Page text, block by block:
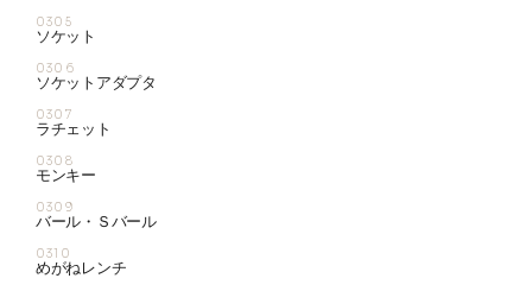
0305
ソケット
0306
ソケットアダプタ
0307
ラチェット
0308
モンキー
0309
バール・Ｓバール
0310
めがねレンチ